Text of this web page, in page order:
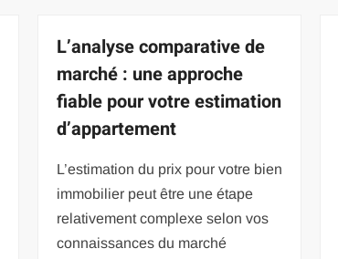
L’analyse comparative de
marché : une approche
fiable pour votre estimation
d’appartement
L’estimation du prix pour votre bien
immobilier peut être une étape
relativement complexe selon vos
connaissances du marché